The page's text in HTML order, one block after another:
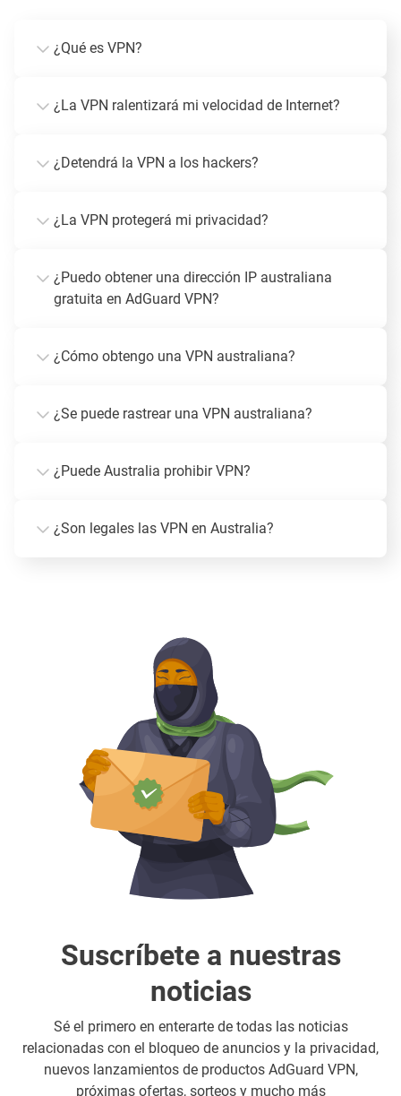
¿Qué es VPN?
¿La VPN ralentizará mi velocidad de Internet?
¿Detendrá la VPN a los hackers?
¿La VPN protegerá mi privacidad?
¿Puedo obtener una dirección IP australiana
gratuita en AdGuard VPN?
¿Cómo obtengo una VPN australiana?
¿Se puede rastrear una VPN australiana?
¿Puede Australia prohibir VPN?
¿Son legales las VPN en Australia?
Suscríbete a nuestras
noticias
Sé el primero en enterarte de todas las noticias
relacionadas con el bloqueo de anuncios y la privacidad,
nuevos lanzamientos de productos AdGuard VPN,
próximas ofertas, sorteos y mucho más